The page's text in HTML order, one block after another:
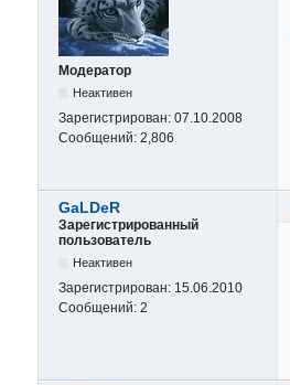
Модератор
Неактивен
Зарегистрирован: 07.10.2008
Сообщений: 2,806
GaLDeR
Зарегистрированный
пользователь
Неактивен
Зарегистрирован: 15.06.2010
Сообщений: 2